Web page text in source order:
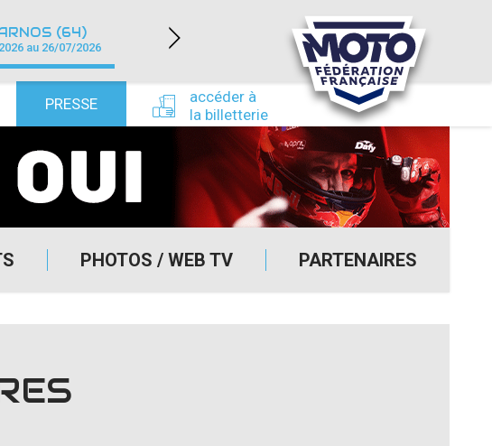
PHOTOS / WEB TV PARTENAIRES
PRESSE
accéder à
la billetterie
(64)
au 26/07/2026
LÉDENON (30)
du 22/08/2026 au 23/08/2026